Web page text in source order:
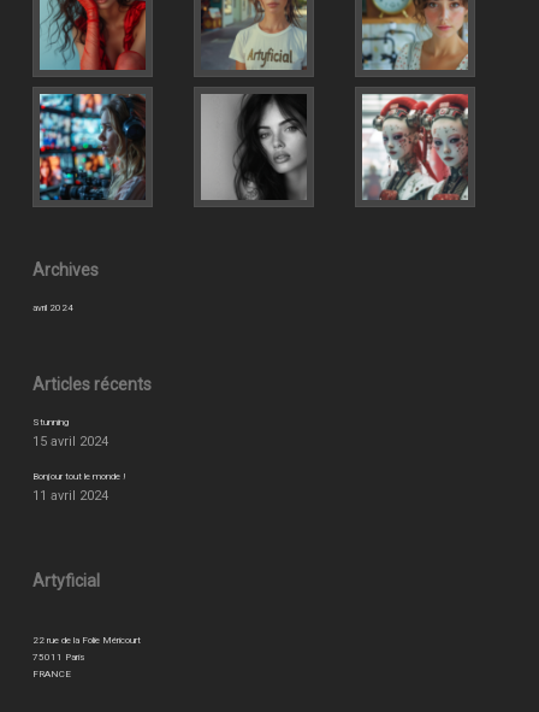
Archives
avril 2024
Articles récents
Stunning
15 avril 2024
Bonjour tout le monde !
11 avril 2024
Artyficial
22 rue de la Folie Méricourt
75011 Paris
FRANCE